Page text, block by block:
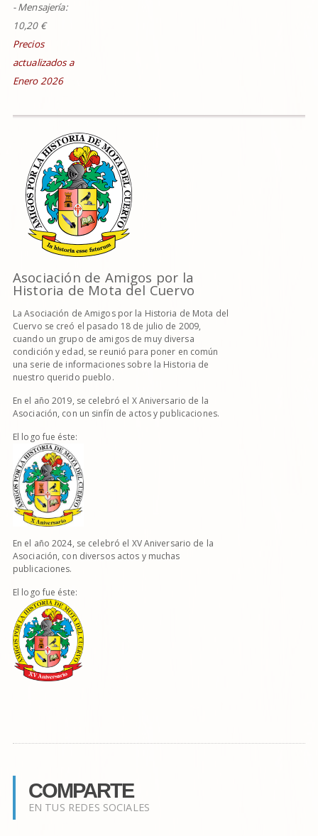
- Mensajería:
10,20 €
Precios
actualizados a
Enero 2026
Asociación de Amigos por la
Historia de Mota del Cuervo
La Asociación de Amigos por la Historia de Mota del
Cuervo se creó el pasado 18 de julio de 2009,
cuando un grupo de amigos de muy diversa
condición y edad, se reunió para poner en común
una serie de informaciones sobre la Historia de
nuestro querido pueblo.
En el año 2019, se celebró el X Aniversario de la
Asociación, con un sinfín de actos y publicaciones.
El logo fue éste:
En el año 2024, se celebró el XV Aniversario de la
Asociación, con diversos actos y muchas
publicaciones.
El logo fue éste:
COMPARTE
EN TUS REDES SOCIALES